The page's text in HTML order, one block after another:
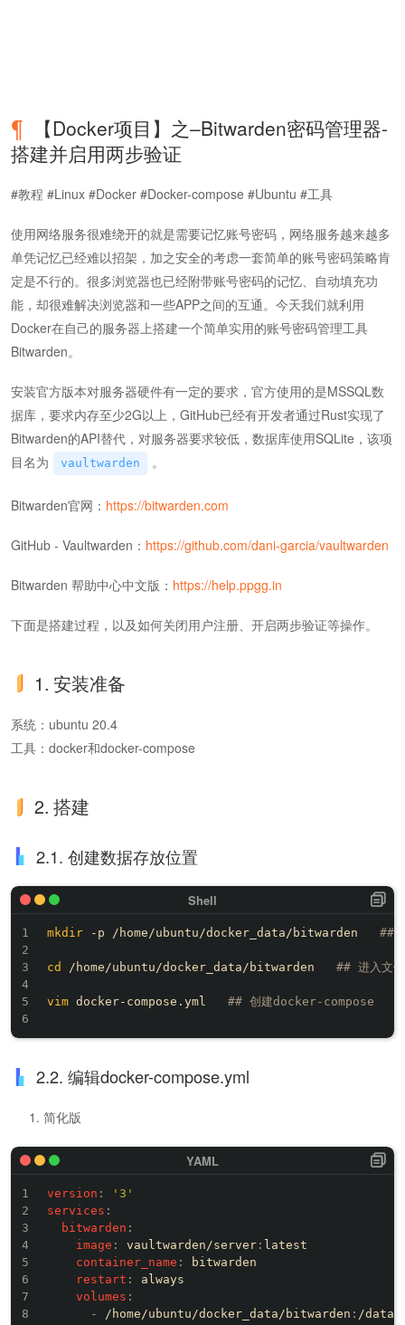
【Docker项目】之–Bitwarden密码管理器-
搭建并启用两步验证
#教程 #Linux #Docker #Docker-compose #Ubuntu #工具
使用网络服务很难绕开的就是需要记忆账号密码，网络服务越来越多
单凭记忆已经难以招架，加之安全的考虑一套简单的账号密码策略肯
定是不行的。很多浏览器也已经附带账号密码的记忆、自动填充功
能，却很难解决浏览器和一些APP之间的互通。今天我们就利用
Docker在自己的服务器上搭建一个简单实用的账号密码管理工具
Bitwarden。
安装官方版本对服务器硬件有一定的要求，官方使用的是MSSQL数
据库，要求内存至少2G以上，GitHub已经有开发者通过Rust实现了
Bitwarden的API替代，对服务器要求较低，数据库使用SQLite，该项
目名为
vaultwarden 。
Bitwarden官网： https://bitwarden.com
GitHub - Vaultwarden： https://github.com/dani-garcia/vaultwarden
Bitwarden 帮助中心中文版： https://help.ppgg.in
下面是搭建过程，以及如何关闭用户注册、开启两步验证等操作。
1. 安装准备
系统：ubuntu 20.4
工具：docker和docker-compose
2. 搭建
2.1. 创建数据存放位置
mkdir -p /home/ubuntu/docker_data/bitwarden ##
cd /home/ubuntu/docker_data/bitwarden ## 进入文
vim docker-compose.yml ## 创建docker-compose
2.2. 编辑docker-compose.yml
简化版
version :
'3'
services :
bitwarden :
image : vaultwarden/server : latest
container_name :
bitwarden
restart :
always
volumes :
-
/home/ubuntu/docker_data/bitwarden : /data